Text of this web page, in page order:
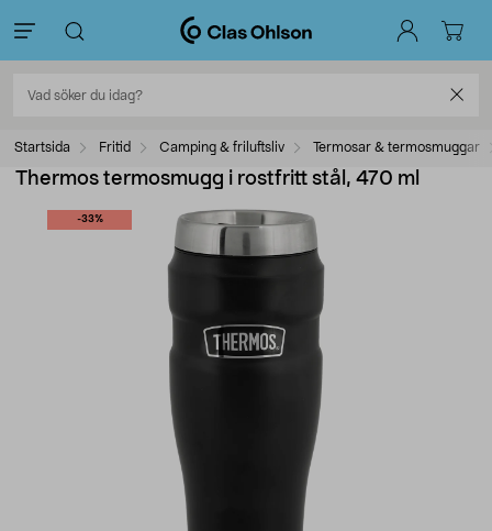
Startsida Fritid Camping & friluftsliv Termosar & termosmuggar
Thermos termosmugg i rostfritt stål, 470 ml
-33%